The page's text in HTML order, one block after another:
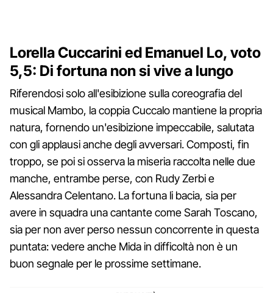
Lorella Cuccarini ed Emanuel Lo, voto
5,5: Di fortuna non si vive a lungo
Riferendosi solo all'esibizione sulla coreografia del
musical Mambo, la coppia Cuccalo mantiene la propria
natura, fornendo un'esibizione impeccabile, salutata
con gli applausi anche degli avversari. Composti, fin
troppo, se poi si osserva la miseria raccolta nelle due
manche, entrambe perse, con Rudy Zerbi e
Alessandra Celentano. La fortuna li bacia, sia per
avere in squadra una cantante come Sarah Toscano,
sia per non aver perso nessun concorrente in questa
puntata: vedere anche Mida in difficoltà non è un
buon segnale per le prossime settimane.